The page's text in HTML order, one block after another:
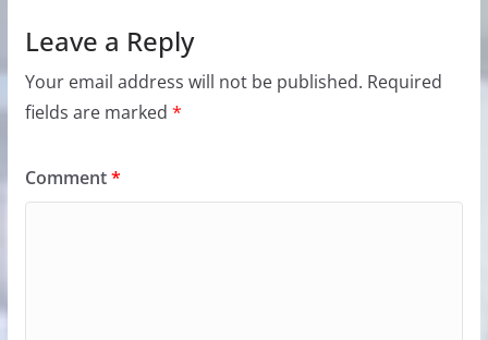
Leave a Reply
Your email address will not be published. Required
fields are marked *
Comment*